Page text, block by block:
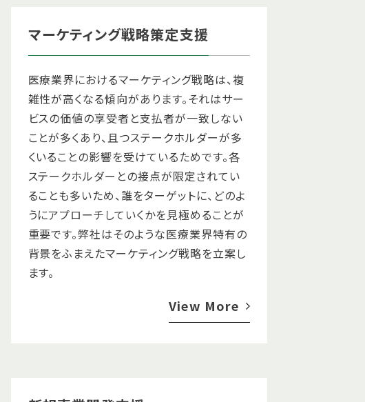
マーケティング戦略策定支援
医療業界におけるマーケティング戦略は、複
雑性が高くなる傾向があります。それはサー
ビスの価値の享受者と支払者が一致しない
ことが多くあり、且つステークホルダーが多
くいることの影響を受けているためです。各
ステークホルダーとの接点が限定されてい
ることも多いため、誰をターゲットに、どのよ
うにアプローチしていくかを見極めることが
重要です。弊社はそのような医療業界特有の
背景をふまえたマーケティング戦略を立案し
ます。
View More